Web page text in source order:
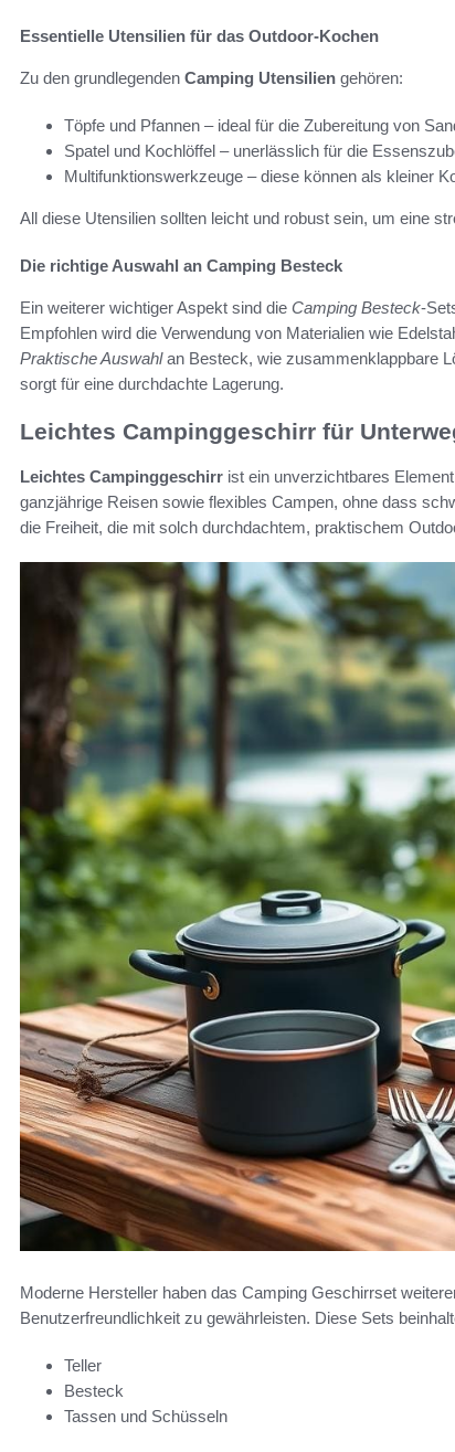
Essentielle Utensilien für das Outdoor-Kochen
Zu den grundlegenden Camping Utensilien gehören:
Töpfe und Pfannen – ideal für die Zubereitung von
Spatel und Kochlöffel – unerlässlich für die
Multifunktionswerkzeuge – diese können als kleiner
All diese Utensilien sollten leicht und robust sein, um eine
Die richtige Auswahl an Camping Besteck
Ein weiterer wichtiger Aspekt sind die Camping Besteck-
Empfohlen wird die Verwendung von Materialien wie
Praktische Auswahlan Besteck, wie zusammenklappbare
sorgt für eine durchdachte Lagerung.
Leichtes Campinggeschirr für
Leichtes Campinggeschirr ist ein unverzichtbares
ganzjährige Reisen sowie flexibles Campen, ohne dass
die Freiheit, die mit solch durchdachtem, praktischem
Moderne Hersteller haben das Camping Geschirrset
Benutzerfreundlichkeit zu gewährleisten. Diese Sets
Teller
Besteck
Tassen und Schüsseln